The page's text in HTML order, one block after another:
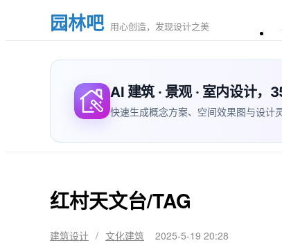
园林吧 用心创造，发现设计之美
AI 建筑 · 景观 · 室内设计，
快速生成概念方案、空间效果图与设计
红村天文台/TAG
建筑设计 / 文化建筑 2025-5-19 20:28